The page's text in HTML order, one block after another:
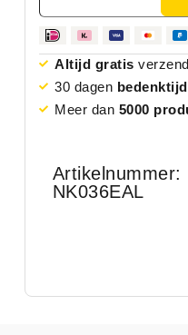
Altijd gratis
30 dagen bedenktijd
Meer dan 5000
Artikelnummer:
NK036EAL